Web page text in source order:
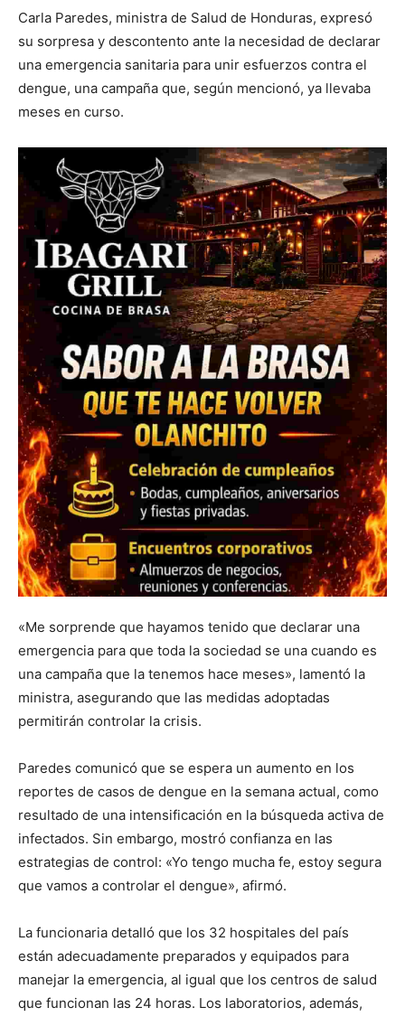
Carla Paredes, ministra de Salud de Honduras, expresó
su sorpresa y descontento ante la necesidad de declarar
una emergencia sanitaria para unir esfuerzos contra el
dengue, una campaña que, según mencionó, ya llevaba
meses en curso.
«Me sorprende que hayamos tenido que declarar una
emergencia para que toda la sociedad se una cuando es
una campaña que la tenemos hace meses», lamentó la
ministra, asegurando que las medidas adoptadas
permitirán controlar la crisis.
Paredes comunicó que se espera un aumento en los
reportes de casos de dengue en la semana actual, como
resultado de una intensificación en la búsqueda activa de
infectados. Sin embargo, mostró confianza en las
estrategias de control: «Yo tengo mucha fe, estoy segura
que vamos a controlar el dengue», afirmó.
La funcionaria detalló que los 32 hospitales del país
están adecuadamente preparados y equipados para
manejar la emergencia, al igual que los centros de salud
que funcionan las 24 horas. Los laboratorios, además,